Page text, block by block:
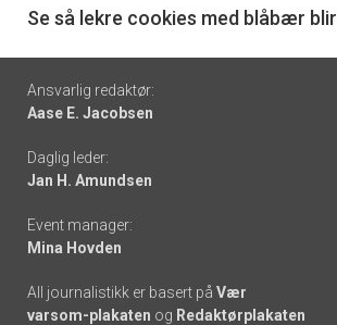
6
Se så lekre cookies med blåbær blir
Footer
-
links
Ansvarlig redaktør:
Aase E. Jacobsen
Daglig leder:
Jan H. Amundsen
Event manager:
Mina Hovden
All journalistikk er basert på Vær
varsom-plakaten og Redaktørplakaten